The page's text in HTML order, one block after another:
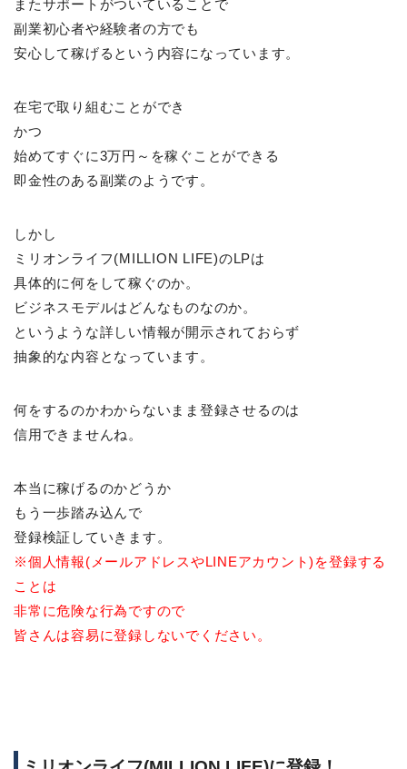
またサポートがついていることで
副業初心者や経験者の方でも
安心して稼げるという内容になっています。
在宅で取り組むことができ
かつ
始めてすぐに3万円～を稼ぐことができる
即金性のある副業のようです。
しかし
ミリオンライフ(MILLION LIFE)のLPは
具体的に何をして稼ぐのか。
ビジネスモデルはどんなものなのか。
というような詳しい情報が開示されておらず
抽象的な内容となっています。
何をするのかわからないまま登録させるのは
信用できませんね。
本当に稼げるのかどうか
もう一歩踏み込んで
登録検証していきます。
※個人情報(メールアドレスやLINEアカウント)を登録する
ことは
非常に危険な行為ですので
皆さんは容易に登録しないでください。